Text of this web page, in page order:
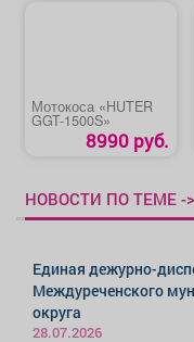
Мотокоса «HUTER
GGT-1500S»
8990 руб.
НОВОСТИ ПО ТЕМЕ
Единая дежурно-
Междуреченского
округа
28.07.2026